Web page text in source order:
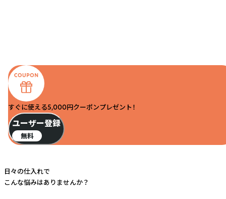
すぐに使える5,000円クーポンプレゼント！
ユーザー登録
無料
日々の仕入れで
こんな悩みはありませんか？